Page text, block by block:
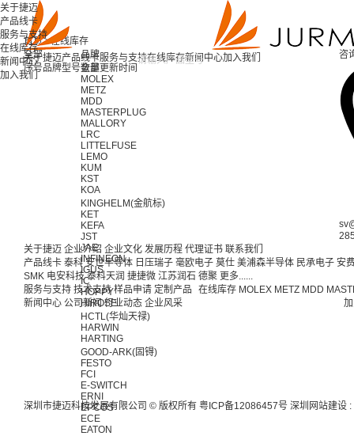
关于捷迈产品线卡服务与支持在线库存新闻中心加入我们
关于捷迈
产品线卡
服务与支持
在线库存
新闻中心
加入我们
首页 >在线库存
咨
全部
品牌
全部
MOLEX
METZ
MDD
MASTERPLUG
MALLORY
LRC
LITTELFUSE
LEMO
KUM
KST
KOA
KINGHELM(金航标)
KET
KEFA
JST
JAE
INFINEON
IGUS
IC
HOPPY
HIROSE
HCTL(华灿天禄)
HARWIN
HARTING
GOOD-ARK(固锝)
FESTO
FCI
E-SWITCH
ERNI
EPCOS
ECE
EATON
序号品牌型号数量更新时间
关于捷迈 企业介绍 企业文化 发展历程 代理证书 联系我们
产品线卡 泰科 安世半导体 日压瑞子 毫欧电子 莫仕 美浦森半导体 民承电子 安
SMK 电安科技 泰科天润 捷捷微 江苏润石 德聚 更多......
服务与支持 技术支持 样品申请 定制产品 在线库存 MOLEX METZ MDD
新闻中心 公司新闻 行业动态 企业风采
深圳市捷迈科技发展有限公司 © 版权所有 粤ICP备12086457号 深圳网站建设 :